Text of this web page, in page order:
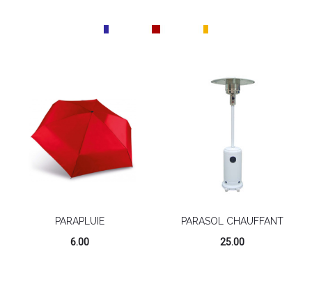
PARAPLUIE
6.00
PARASOL CHAUFFANT
25.00